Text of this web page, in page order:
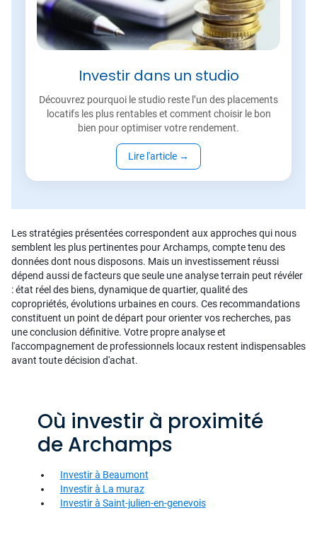
Investir dans un studio
Découvrez pourquoi le studio reste l’un des placements
locatifs les plus rentables et comment choisir le bon
bien pour optimiser votre rendement.
Lire l'article →
Les stratégies présentées correspondent aux approches qui nous
semblent les plus pertinentes pour Archamps, compte tenu des
données dont nous disposons. Mais un investissement réussi
dépend aussi de facteurs que seule une analyse terrain peut révéler
: état réel des biens, dynamique de quartier, qualité des
copropriétés, évolutions urbaines en cours. Ces recommandations
constituent un point de départ pour orienter vos recherches, pas
une conclusion définitive. Votre propre analyse et
l'accompagnement de professionnels locaux restent indispensables
avant toute décision d'achat.
Où investir à proximité
de Archamps
Investir à Beaumont
Investir à La muraz
Investir à Saint-julien-en-genevois